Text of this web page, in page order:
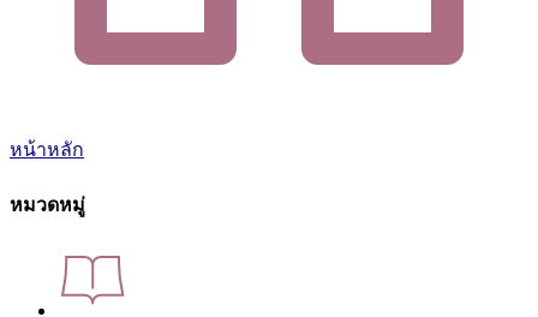
หน้าหลัก
หมวดหมู่